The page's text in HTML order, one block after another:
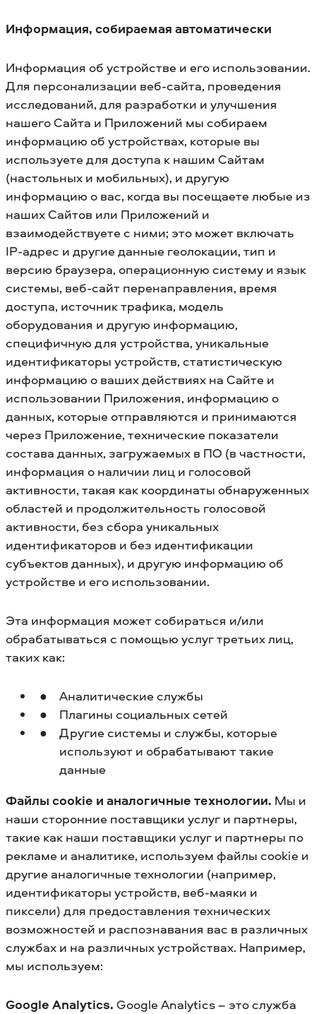
Информация, собираемая автоматически
Информация об устройстве и его использовании.
Для персонализации веб-сайта, проведения
исследований, для разработки и улучшения
нашего Сайта и Приложений мы собираем
информацию об устройствах, которые вы
используете для доступа к нашим Сайтам
(настольных и мобильных), и другую
информацию о вас, когда вы посещаете любые из
наших Сайтов или Приложений и
взаимодействуете с ними; это может включать
IP-адрес и другие данные геолокации, тип и
версию браузера, операционную систему и язык
системы, веб-сайт перенаправления, время
доступа, источник трафика, модель
оборудования и другую информацию,
специфичную для устройства, уникальные
идентификаторы устройств, статистическую
информацию о ваших действиях на Сайте и
использовании Приложения, информацию о
данных, которые отправляются и принимаются
через Приложение, технические показатели
состава данных, загружаемых в ПО (в частности,
информация о наличии лиц и голосовой
активности, такая как координаты обнаруженных
областей и продолжительность голосовой
активности, без сбора уникальных
идентификаторов и без идентификации
субъектов данных), и другую информацию об
устройстве и его использовании.
Эта информация может собираться и/или
обрабатываться с помощью услуг третьих лиц,
таких как:
Аналитические службы
Плагины социальных сетей
Другие системы и службы, которые
используют и обрабатывают такие
данные
Файлы cookie и аналогичные технологии. Мы и
наши сторонние поставщики услуг и партнеры,
такие как наши поставщики услуг и партнеры по
рекламе и аналитике, используем файлы cookie и
другие аналогичные технологии (например,
идентификаторы устройств, веб-маяки и
пиксели) для предоставления технических
возможностей и распознавания вас в различных
службах и на различных устройствах. Например,
мы используем:
Google Analytics. Google Analytics – это служба